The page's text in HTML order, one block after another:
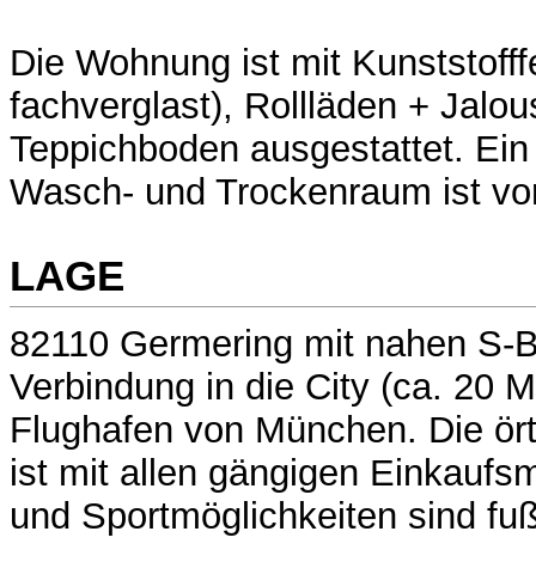
Die Wohnung ist mit
fachverglast), Rollläden +
Teppichboden ausgestattet.
Wasch- und Trockenraum ist
LAGE
82110 Germering mit nahen S-
Verbindung in die City (ca. 20
Flughafen von München. Die
ist mit allen gängigen
und Sportmöglichkeiten sind